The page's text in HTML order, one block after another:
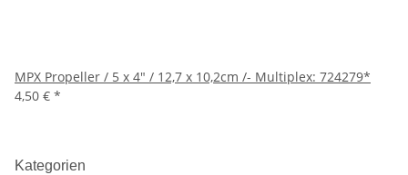
MPX Propeller / 5 x 4" / 12,7 x 10,2cm /- Multiplex: 724279*
4,50 € *
Kategorien